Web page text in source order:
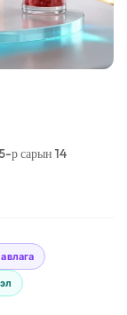
р сарын 14